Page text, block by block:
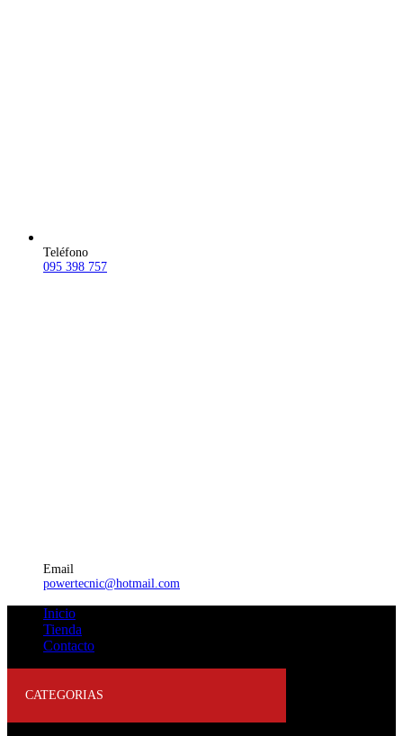
Teléfono
095 398 757
Email
powertecnic@hotmail.com
Inicio
Tienda
Contacto
CATEGORIAS